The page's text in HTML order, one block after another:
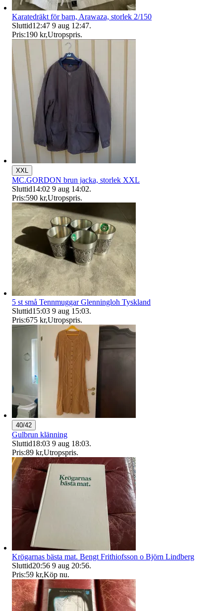
Karatedräkt för barn, Arawaza, storlek 2/150
Sluttid12:47 9 aug 12:47.
Pris:190 kr,Utropspris.
XXL
MC.GORDON brun jacka, storlek XXL
Sluttid14:02 9 aug 14:02.
Pris:590 kr,Utropspris.
5 st små Tennmuggar Glenningloh Tyskland
Sluttid15:03 9 aug 15:03.
Pris:675 kr,Utropspris.
40/42
Gulbrun klänning
Sluttid18:03 9 aug 18:03.
Pris:89 kr,Utropspris.
Krögarnas bästa mat. Bengt Frithiofsson o Björn Lindberg
Sluttid20:56 9 aug 20:56.
Pris:59 kr,Köp nu.